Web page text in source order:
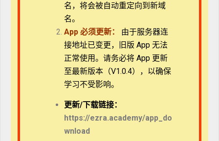
帮助学员了解与历史性的耶稣有关的问题和福音
书历史的可靠性。
使学员更好地理解耶稣基督的话和他的工作，成
长得更像他们的主和救主。
学博士），自1993年起任
教于圣地亚哥伯特利神学
名，将会被自动重定向到新域
名。
App必须更新：
由于服务器连
接地址已变更，旧版 App 无法
正常使用。请务必将 App 更新
至最新版本（V1.0.4），以确保
学习不受影响。
更新/下载链接：
https://ezra.academy/app_do
wnload